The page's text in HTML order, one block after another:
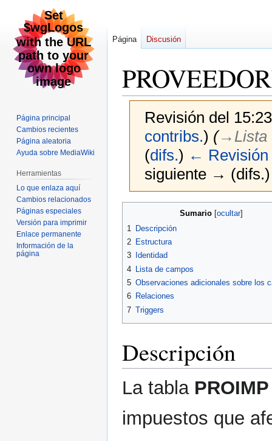
Revisión del
contribs.) (→‎Lista
(difs.) ← Revisión
siguiente → (difs.)
Sumario
1
Descripción
2 Estructura
3
Identidad
4 Lista de campos
5 Observaciones adicionales sobre los
6 Relaciones
7 Triggers
Descripción
La tabla PROIMP
impuestos que
Página Discusión
Página principal
Cambios recientes
Página aleatoria
Ayuda sobre MediaWiki
Herramientas
Lo que enlaza aquí
Cambios relacionados
Páginas especiales
Versión para imprimir
Enlace permanente
Información de la
página